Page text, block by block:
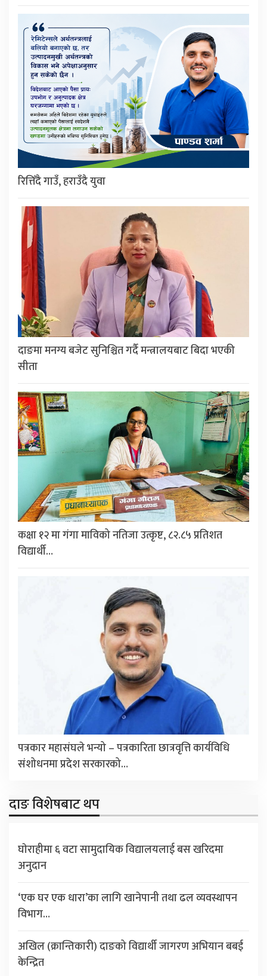
रित्तिँदै गाउँ, हराउँदै युवा
दाङमा मनग्य बजेट सुनिश्चित गर्दै मन्त्रालयबाट बिदा भएकी
सीता
कक्षा १२ मा गंगा माविको नतिजा उत्कृष्ट, ८२.८५ प्रतिशत
विद्यार्थी…
पत्रकार महासंघले भन्यो – पत्रकारिता छात्रवृत्ति कार्यविधि
संशोधनमा प्रदेश सरकारको…
दाङ विशेषबाट थप
घाेराहीमा ६ वटा सामुदायिक विद्यालयलाई बस खरिदमा
अनुदान
‘एक घर एक धारा’का लागि खानेपानी तथा ढल व्यवस्थापन
विभाग…
अखिल (क्रान्तिकारी) दाङको विद्यार्थी जागरण अभियान बबई
केन्द्रित